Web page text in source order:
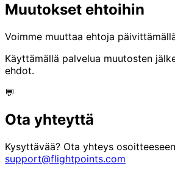
Muutokset ehtoihin
Voimme muuttaa ehtoja
Käyttämällä palvelua muutosten
ehdot.
💬
Ota yhteyttä
Kysyttävää? Ota yhteys osoitteeseen
support@flightpoints.com